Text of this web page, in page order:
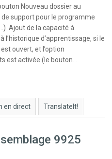
Nouveau dossier au
support pour le programme
Ajout de la capacité à
d’apprentissage, si le
ouvert, et l’option
est activée (le bouton…
en direct TranslateIt!
9925